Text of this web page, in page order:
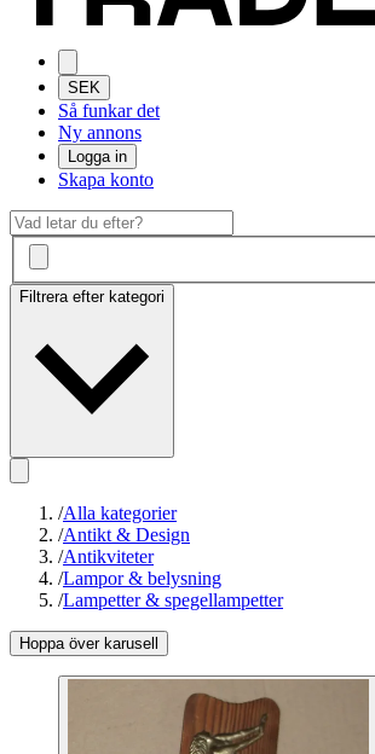
SEK
Så funkar det
Ny annons
Logga in
Skapa konto
Filtrera efter kategori
/Alla kategorier
/Antikt & Design
/Antikviteter
/Lampor & belysning
/Lampetter & spegellampetter
Hoppa över karusell